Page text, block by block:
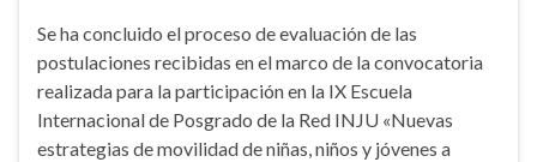
Se ha concluido el proceso de evaluación de las
postulaciones recibidas en el marco de la convocatoria
realizada para la participación en la IX Escuela
Internacional de Posgrado de la Red INJU «Nuevas
estrategias de movilidad de niñas, niños y jóvenes a